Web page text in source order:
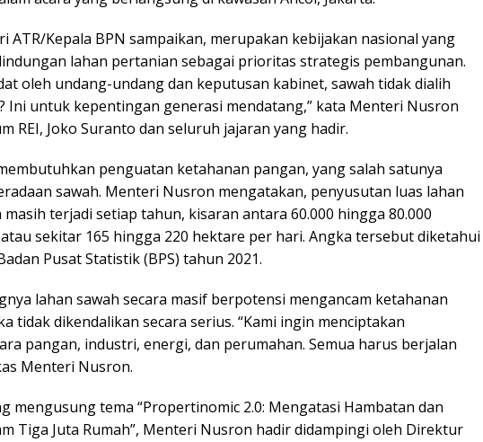
ATR/Kepala BPN sampaikan, merupakan kebijakan nasional yang
lahan pertanian sebagai prioritas strategis pembangunan.
oleh undang-undang dan keputusan kabinet, sawah tidak dialih
Ini untuk kepentingan generasi mendatang,” kata Menteri Nusron
REI, Joko Suranto dan seluruh jajaran yang hadir.
penguatan ketahanan pangan, yang salah satunya
sawah. Menteri Nusron mengatakan, penyusutan luas lahan
terjadi setiap tahun, kisaran antara 60.000 hingga 80.000
sekitar 165 hingga 220 hektare per hari. Angka tersebut diketahui
Pusat Statistik (BPS) tahun 2021.
lahan sawah secara masif berpotensi mengancam ketahanan
tidak dikendalikan secara serius. “Kami ingin menciptakan
pangan, industri, energi, dan perumahan. Semua harus berjalan
Menteri Nusron.
mengusung tema “Propertinomic 2.0: Mengatasi Hambatan dan
Tiga Juta Rumah”, Menteri Nusron hadir didampingi oleh Direktur